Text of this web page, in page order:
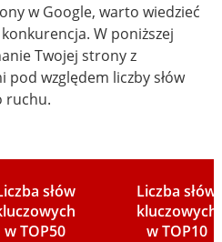
w Google, warto wiedzieć
W poniższej
Twojej strony z
względem liczby słów
ruchu.
słów
w TOP50
Liczba słów
kluczowych
w TOP10